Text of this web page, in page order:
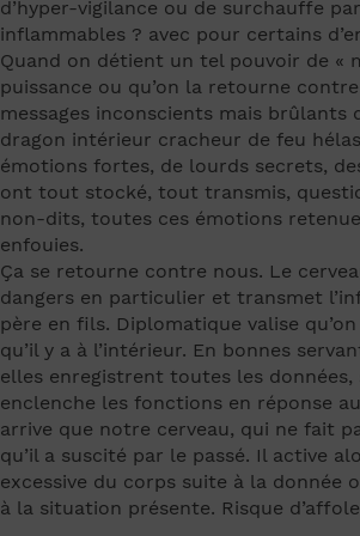
d’hyper-vigilance ou de surchauffe
inflammables ? avec pour certains
Quand on détient un tel pouvoir de «
puissance ou qu’on la retourne
messages inconscients mais brûlants
dragon intérieur cracheur de feu
émotions fortes, de lourds secrets,
ont tout stocké, tout transmis,
non-dits, toutes ces émotions
enfouies.
Ça se retourne contre nous. Le
dangers en particulier et transmet
père en fils. Diplomatique valise
qu’il y a à l’intérieur. En bonnes
elles enregistrent toutes les données,
enclenche les fonctions en réponse
arrive que notre cerveau, qui ne fait
qu’il a suscité par le passé. Il active
excessive du corps suite à la donnée
à la situation présente. Risque